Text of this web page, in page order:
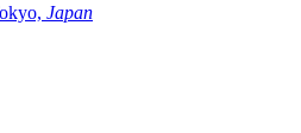
Japan